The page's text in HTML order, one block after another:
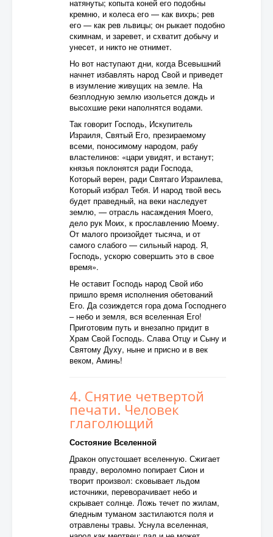
натянуты; копыта коней его подобны
кремню, и колеса его — как вихрь; рев
его — как рев львицы; он рыкает подобно
скимнам, и заревет, и схватит добычу и
унесет, и никто не отнимет.
Но вот наступают дни, когда Всевышний
начнет избавлять народ Свой и приведет
в изумление живущих на земле. На
безплодную землю изольется дождь и
высохшие реки наполнятся водами.
Так говорит Господь, Искупитель
Израиля, Святый Его, презираемому
всеми, поносимому народом, рабу
властелинов: «цари увидят, и встанут;
князья поклонятся ради Господа,
Который верен, ради Святаго Израилева,
Который избрал Тебя. И народ твой весь
будет праведный, на веки наследует
землю, — отрасль насаждения Моего,
дело рук Моих, к прославлению Моему.
От малого произойдет тысяча, и от
самого слабого — сильный народ. Я,
Господь, ускорю совершить это в свое
время».
Не оставит Господь народ Свой ибо
пришло время исполнения обетований
Его. Да созиждется гора дома Господнего
– небо и земля, вся вселенная Его!
Приготовим путь и внезапно придит в
Храм Свой Господь. Слава Отцу и Сыну и
Святому Духу, ныне и присно и в век
веком, Аминь!
4. Снятие четвертой
печати. Человек
глаголющий
Состояние Вселенной
Дракон опустошает вселенную. Сжигает
правду, вероломно попирает Сион и
творит произвол: сковывает льдом
источники, переворачивает небо и
скрывает солнце. Ложь течет по жилам,
бледным туманом застилаются поля и
отравлены травы. Уснула вселенная,